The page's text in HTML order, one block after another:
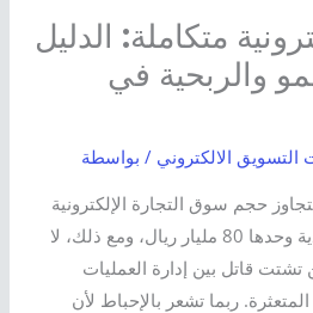
متكاملة: الدليل
والربحية في
التسويق الالكتروني / بواسطة
عام 2026، سيتجاوز حجم سوق التجارة الإلكترونية
في المملكة العربية السعودية وحدها 80 مليار ريال، ومع ذلك، لا
تشتت قاتل بين إدارة العمليات
ربما تشعر بالإحباط لأن